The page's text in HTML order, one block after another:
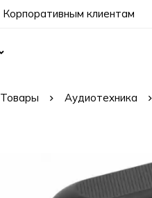
Корпоративным клиентам
Товары Аудиотехника